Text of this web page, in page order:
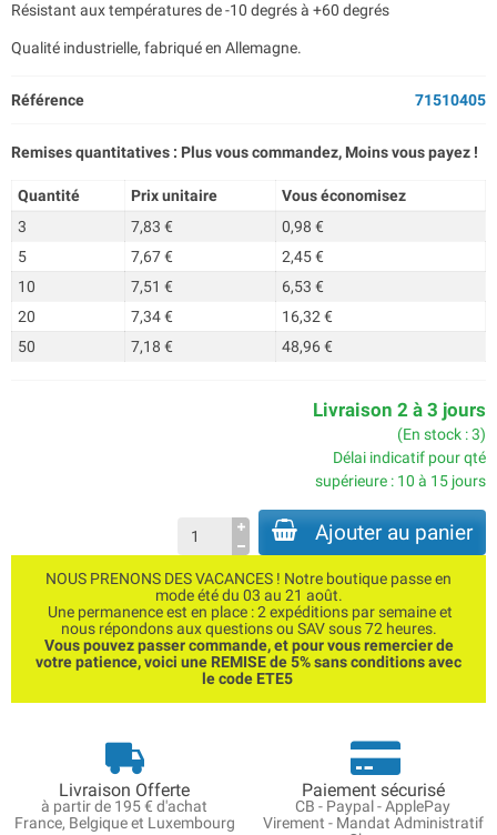
Résistant aux températures de -10 degrés à +60 degrés
Qualité industrielle, fabriqué en Allemagne.
Référence 71510405
Remises quantitatives : Plus vous commandez, Moins vous payez !
Quantité Prix unitaire
Vous économisez
3
7,83 €
0,98 €
5
7,67 €
2,45 €
10
7,51 €
6,53 €
20
7,34 €
16,32 €
50
7,18 € 48,96 €
Livraison 2 à 3 jours
(En stock : 3)
Délai indicatif pour qté
supérieure : 10 à 15 jours
Ajouter au panier
NOUS PRENONS DES VACANCES ! Notre boutique passe en
mode été du 03 au 21 août.
Une permanence est en place : 2 expéditions par semaine et
nous répondons aux questions ou SAV sous 72 heures.
Vous pouvez passer commande, et pour vous remercier de
votre patience, voici une REMISE de 5% sans conditions avec
le code ETE5
Livraison Offerte
à partir de 195 € d'achat
France, Belgique et Luxembourg
Paiement sécurisé
CB - Paypal - ApplePay
Virement - Mandat Administratif